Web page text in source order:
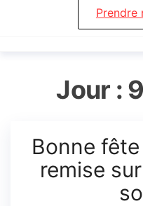
Prendre
Jour :
Bonne fête
remise